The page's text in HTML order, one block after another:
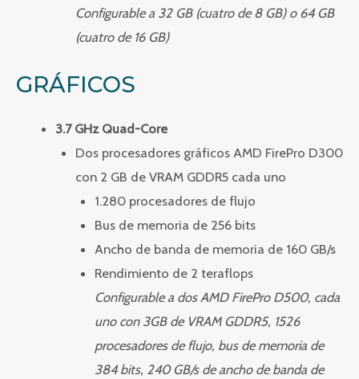
Configurable a 32 GB (cuatro de 8 GB) o 64 GB
(cuatro de 16 GB)
GRÁFICOS
3.7 GHz Quad-Core
Dos procesadores gráficos AMD FirePro D300
con 2 GB de VRAM GDDR5 cada uno
1.280 procesadores de flujo
Bus de memoria de 256 bits
Ancho de banda de memoria de 160 GB/s
Rendimiento de 2 teraflops
Configurable a dos AMD FirePro D500, cada
uno con 3GB de VRAM GDDR5, 1526
procesadores de flujo, bus de memoria de
384 bits, 240 GB/sde ancho de banda de